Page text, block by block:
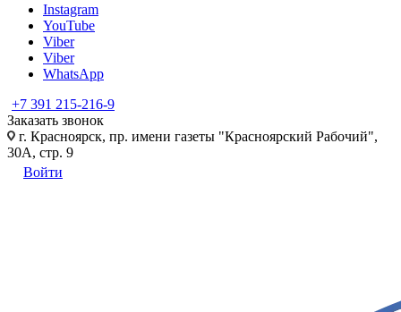
Instagram
YouTube
Viber
Viber
WhatsApp
+7 391 215-216-9
Заказать звонок
г. Красноярск, пр. имени газеты "Красноярский Рабочий",
30А, стр. 9
Войти